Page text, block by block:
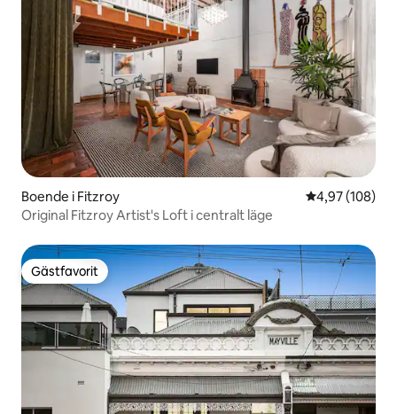
Boende i Fitzroy 4,97 av 5 i
4,97 (108)
Original Fitzroy Artist's Loft i centralt läge
Gästfavorit
Gästfavorit